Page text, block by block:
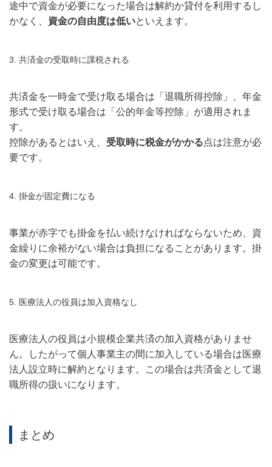
途中で資金が必要になった場合は解約か貸付を利用するし
かなく、 資金の自由度は低いといえます。
3. 共済金の受取時に課税される
共済金を一時金で受け取る場合は「退職所得控除」、年金
形式で受け取る場合は「公的年金等控除」が適用されま
す。
控除があるとはいえ、 受取時に税金がかかる点は注意が必
要です。
4. 掛金が固定費になる
事業が赤字でも掛金を払い続けなければならないため、資
金繰りに余裕がない場合は負担になることがあります。掛
金の変更は可能です。
5. 医療法人の役員は加入資格なし
医療法人の役員は小規模企業共済の加入資格がありませ
ん。したがって個人事業主の間に加入している場合は医療
法人設立時に解約となります。この場合は共済金として退
職所得の扱いになります。
まとめ